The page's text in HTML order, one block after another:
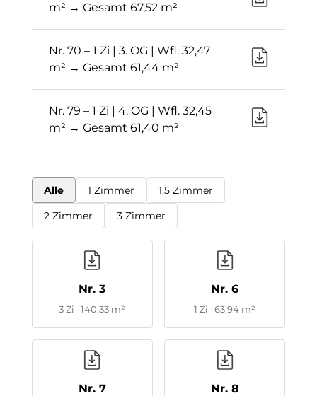
m² → Gesamt 67,52 m²
Nr. 70 – 1 Zi | 3. OG | Wfl. 32,47
m² → Gesamt 61,44 m²
Nr. 79 – 1 Zi | 4. OG | Wfl. 32,45
m² → Gesamt 61,40 m²
Alle 1 Zimmer
1,5 Zimmer
2 Zimmer
3 Zimmer
Nr. 3
3 Zi · 140,33 m²
Nr. 6
1 Zi · 63,94 m²
Nr. 7 Nr. 8